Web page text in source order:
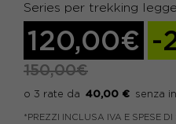
Series per trekking
120,00€ -
150,00€
40,00 €
*PREZZI INCLUSA IVA E SPESE DI